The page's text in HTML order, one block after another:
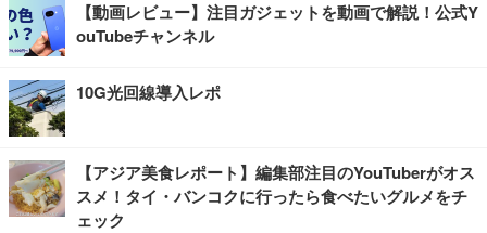
【動画レビュー】注目ガジェットを動画で解説！公式Y
ouTubeチャンネル
10G光回線導入レポ
【アジア美食レポート】編集部注目のYouTuberがオス
スメ！タイ・バンコクに行ったら食べたいグルメをチ
ェック